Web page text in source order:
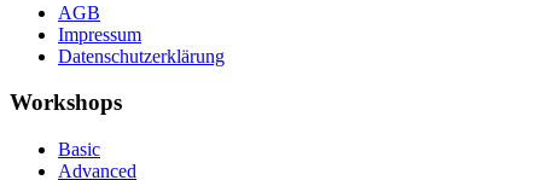
AGB
Impressum
Datenschutzerklärung
Workshops
Basic
Advanced